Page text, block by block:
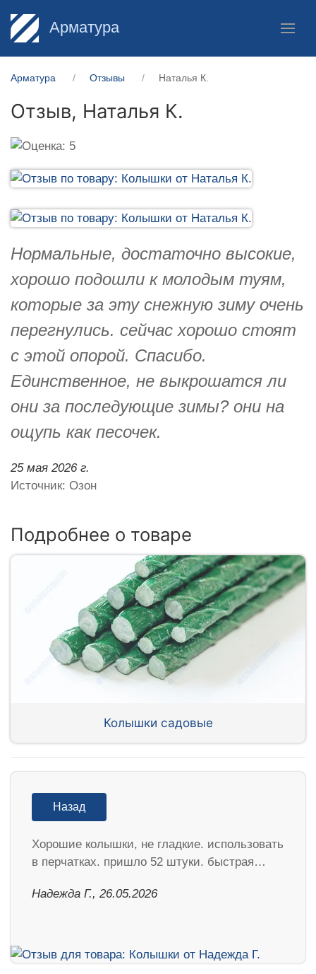
Арматура
Арматура Отзывы Наталья К.
Отзыв, Наталья К.
Нормальные, достаточно высокие,
хорошо подошли к молодым туям,
которые за эту снежную зиму очень
перегнулись. сейчас хорошо стоят
с этой опорой. Спасибо.
Единственное, не выкрошатся ли
они за последующие зимы? они на
ощупь как песочек.
25 мая 2026 г.
Источник: Озон
Подробнее о товаре
Колышки садовые
Назад
Хорошие колышки, не гладкие. использовать
в перчатках. пришло 52 штуки. быстрая…
Надежда Г., 26.05.2026